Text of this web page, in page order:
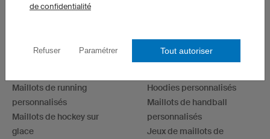
Maillots de running
personnalisés
Maillots de hockey sur
glace
Hoodies personnalisés
Maillots de handball
personnalisés
Jeux de maillots de
de confidentialité
Refuser Paramétrer Tout autoriser